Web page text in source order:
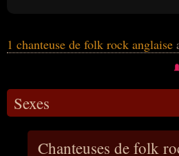
1 chanteuse de folk rock anglaise
Sexes
Chanteuses de folk